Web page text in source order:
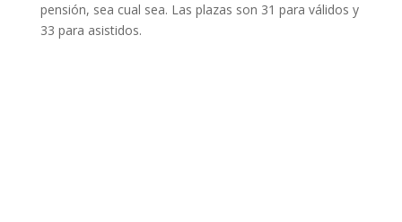
pensión, sea cual sea. Las plazas son 31 para válidos y
33 para asistidos.